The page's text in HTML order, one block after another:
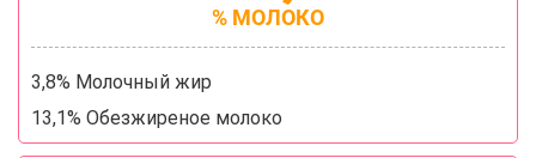
% МОЛОКО
3,8% Молочный жир
13,1% Обезжиреное молоко